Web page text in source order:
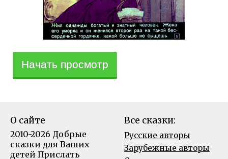
Начать просмотр
О сайте
2010-2026 Добрые
сказки для Ваших
детей Прислать
Все сказки:
Русские авторы
Зарубежные авторы